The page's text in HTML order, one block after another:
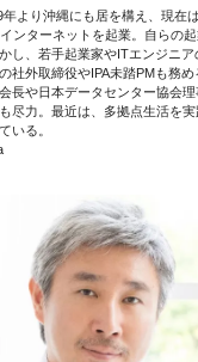
より沖縄にも居を構え、現在
ンターネットを起業。自らの
し、若手起業家やITエンジニ
社外取締役やIPA未踏PMも務
長や日本データセンター協会
尽力。最近は、多拠点生活を
いる。